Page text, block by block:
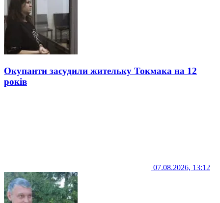
Окупанти засудили жительку Токмака на 12
років
07.08.2026, 13:12